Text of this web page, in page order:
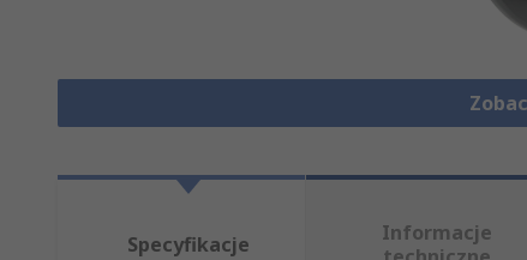
Specyfikacje
Informacje